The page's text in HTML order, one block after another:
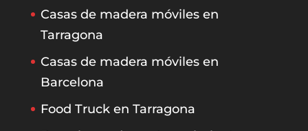
Casas de madera móviles en
Tarragona
Casas de madera móviles en
Barcelona
Food Truck en Tarragona